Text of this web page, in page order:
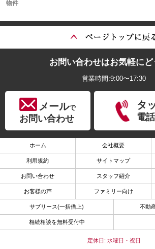
物件
お問い合わせはお気軽にど
営業時間:9:00〜17:30
メールで
お問い合わせ
タ
電
ホーム 会社概要
利用規約 サイトマップ
お問い合わせ スタッフ紹介
お客様の声 ファミリー向け
サブリース(一括借上) 不動
相続相談を無料受付中
定休日: 水曜日・祝日